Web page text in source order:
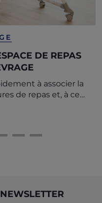
DE REPAS
à associer la
de repas et, à ce